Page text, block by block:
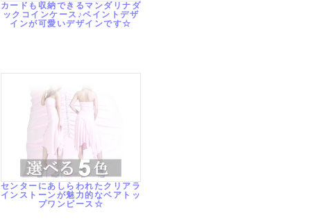
カードも収納できるマンダリナダ
ックコインケース♪ペイントデザ
インが可愛いデザインです☆
センターにあしらわれたクリアラ
インストーンが魅力的なベアトッ
プワンピース☆